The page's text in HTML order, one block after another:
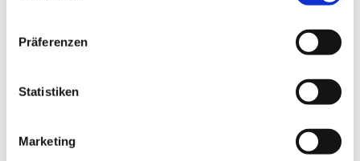
Präferenzen
Statistiken
Marketing